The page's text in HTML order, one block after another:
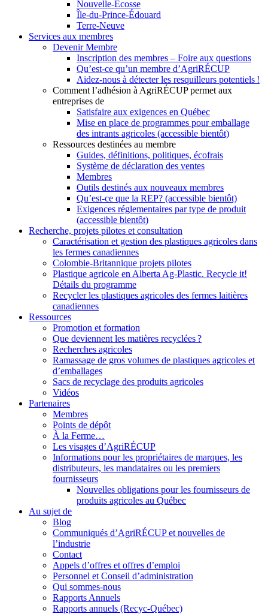
Nouvelle-Écosse
Île-du-Prince-Édouard
Terre-Neuve
Services aux membres
Devenir Membre
Inscription des membres – Foire aux questions
Qu’est-ce qu’un membre d’AgriRÉCUP
Aidez-nous à détecter les resquilleurs potentiels !
Comment l’adhésion à AgriRÉCUP permet aux
entreprises de
Satisfaire aux exigences en Québec
Mise en place de programmes pour emballage
des intrants agricoles (accessible bientôt)
Ressources destinées au membre
Guides, définitions, politiques, écofrais
Système de déclaration des ventes
Membres
Outils destinés aux nouveaux membres
Qu’est-ce que la REP? (accessible bientôt)
Exigences réglementaires par type de produit
(accessible bientôt)
Recherche, projets pilotes et consultation
Caractérisation et gestion des plastiques agricoles dans
les fermes canadiennes
Colombie-Britannique projets pilotes
Plastique agricole en Alberta Ag-Plastic. Recycle it!
Détails du programme
Recycler les plastiques agricoles des fermes laitières
canadiennes
Ressources
Promotion et formation
Que deviennent les matières recyclées ?
Recherches agricoles
Ramassage de gros volumes de plastiques agricoles et
d’emballages
Sacs de recyclage des produits agricoles
Vidéos
Partenaires
Membres
Points de dépôt
À la Ferme…
Les visages d’AgriRÉCUP
Informations pour les propriétaires de marques, les
distributeurs, les mandataires ou les premiers
fournisseurs
Nouvelles obligations pour les fournisseurs de
produits agricoles au Québec
Au sujet de
Blog
Communiqués d’AgriRÉCUP et nouvelles de
l’industrie
Contact
Appels d’offres et offres d’emploi
Personnel et Conseil d’administration
Qui sommes-nous
Rapports Annuels
Rapports annuels (Recyc-Québec)